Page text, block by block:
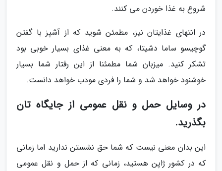
شروع به غذا خوردن می کنند.
در انتهای غذایتان نیز، مطمئن شوید که از آشپز با گفتن
گوچیسو ساما دشیتا، که به معنی غذای بسیار خوبی بود
تشکر کنید. میزبان شما مطمئنا از این رفتار شما بسیار
خوشنود خواهد شد و شما را فردی مودب خواهد دانست.
در وسایل حمل و نقل عمومی از جایگاه تان
بگذرید.
این بدان معنی نیست که شما حق نشستن ندارید اما زمانی
که در کشور ژاپن هستید، زمانی که از حمل و نقل عمومی